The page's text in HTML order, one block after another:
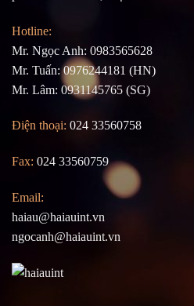
Hotline:
Mr. Ngọc Anh: 0983565628
Mr. Tuấn: 0976244181 (HN)
Mr. Lâm: 0931145765 (SG)
Điện thoại: 024 33560758
Fax: 024 33560759
Email:
haiau@haiauint.vn
ngocanh@haiauint.vn